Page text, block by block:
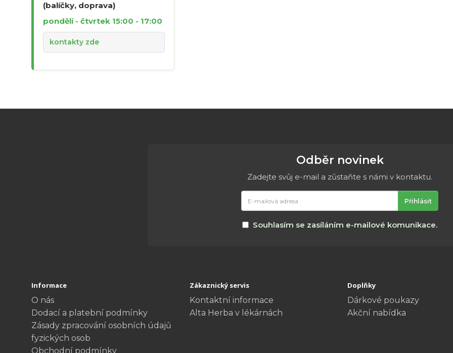
(balíčky, doprava)
pondělí - čtvrtek 15:00 - 17:00
kontakty zde
Odběr novinek
Zadejte svůj e-mail a zůstaňte s námi v kontaktu.
mailová
adresa
Přihlásit
Souhlasím se zasíláním e-mailové komunikace.
Informace
O nás
Dodací a platební podmínky
Zásady zpracování osobních údajů
fyzických osob
Obchodní podmínky
Zákaznický servis
Kontaktní informace
Alta Herba v lékárnách
Doplňky
Dárkové poukazy
Akční nabídka